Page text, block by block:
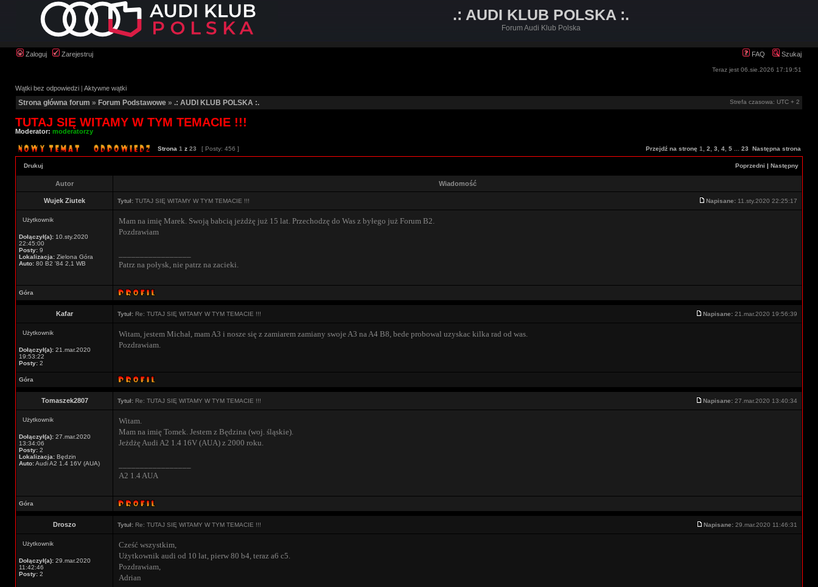
.: AUDI KLUB POLSKA :.
Forum Audi Klub Polska
Zaloguj Zarejestruj FAQ Szukaj
Teraz jest 06.sie.2026 17:19:51
Wątki bez odpowiedzi | Aktywne wątki
Strona główna forum » Forum Podstawowe » .: AUDI KLUB POLSKA :. Strefa czasowa: UTC + 2
TUTAJ SIĘ WITAMY W TYM TEMACIE !!!
Moderator: moderatorzy
Strona 1 z 23 [ Posty: 456 ] Przejdź na stronę 1 2 3 4 5 23 Następna strona
Drukuj Poprzedni | Następny
Autor Wiadomość
Wujek Ziutek Tytuł: TUTAJ SIĘ WITAMY W TYM TEMACIE !!! Napisane: 11.sty.2020 22:25:17
Użytkownik
Dołączył(a): 10.sty.2020
22:45:00
Posty: 9
Lokalizacja: Zielona Góra
Auto: 80 B2 '84 2,1 WB
Mam na imię Marek. Swoją babcią jeżdżę już 15 lat. Przechodzę do Was z byłego już Forum B2.
Pozdrawiam
Patrz na połysk, nie patrz na zacieki.
Góra
Kafar Tytuł: Re: TUTAJ SIĘ WITAMY W TYM TEMACIE !!! Napisane: 21.mar.2020 19:56:39
Użytkownik
Dołączył(a): 21.mar.2020
19:53:22
Posty: 2
Witam, jestem Michał, mam A3 i nosze się z zamiarem zamiany swoje A3 na A4 B8, bede probowal uzyskac kilka rad od was.
Pozdrawiam.
Góra
Tomaszek2807 Tytuł: Re: TUTAJ SIĘ WITAMY W TYM TEMACIE !!! Napisane: 27.mar.2020 13:40:34
Użytkownik
Dołączył(a): 27.mar.2020
13:34:06
Posty: 2
Lokalizacja: Będzin
Auto:Audi A2 1.4 16V (AUA)
Witam.
Mam na imię Tomek. Jestem z Będzina (woj. śląskie).
Jeżdżę Audi A2 1.4 16V (AUA) z 2000 roku.
A2 1.4 AUA
Góra
Droszo Tytuł: Re: TUTAJ SIĘ WITAMY W TYM TEMACIE !!! Napisane: 29.mar.2020 11:46:31
Użytkownik
Dołączył(a): 29.mar.2020
11:42:46
Posty: 2
Cześć wszystkim,
Użytkownik audi od 10 lat, pierw 80 b4, teraz a6 c5.
Pozdrawiam,
Adrian